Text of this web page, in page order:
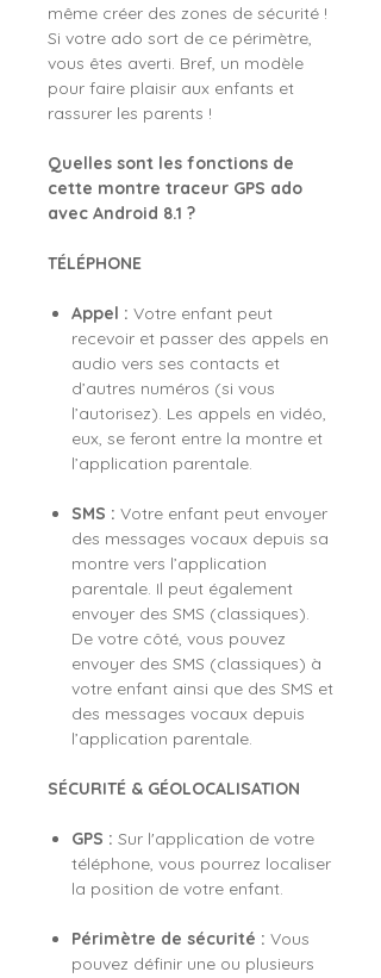
même créer des zones de sécurité !
Si votre ado sort de ce périmètre,
vous êtes averti. Bref, un modèle
pour faire plaisir aux enfants et
rassurer les parents !
Quelles sont les fonctions de
cette montre traceur GPS ado
avec Android 8.1 ?
TÉLÉPHONE
Appel : Votre enfant peut
recevoir et passer des appels en
audio vers ses contacts et
d’autres numéros (si vous
l’autorisez). Les appels en vidéo,
eux, se feront entre la montre et
l’application parentale.
SMS : Votre enfant peut envoyer
des messages vocaux depuis sa
montre vers l’application
parentale. Il peut également
envoyer des SMS (classiques).
De votre côté, vous pouvez
envoyer des SMS (classiques) à
votre enfant ainsi que des SMS et
des messages vocaux depuis
l’application parentale.
SÉCURITÉ & GÉOLOCALISATION
GPS : Sur l'application de votre
téléphone, vous pourrez localiser
la position de votre enfant.
Périmètre de sécurité : Vous
pouvez définir une ou plusieurs